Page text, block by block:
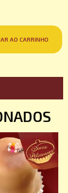
AO CARRINHO